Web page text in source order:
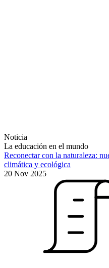
Noticia
La educación en el mundo
Reconectar con la naturaleza:
climática y ecológica
20 Nov 2025